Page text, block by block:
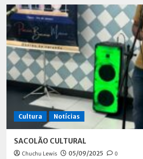
Cultura Notícias
SACOLÃO CULTURAL
Chuchu Lewis 05/09/2025 0